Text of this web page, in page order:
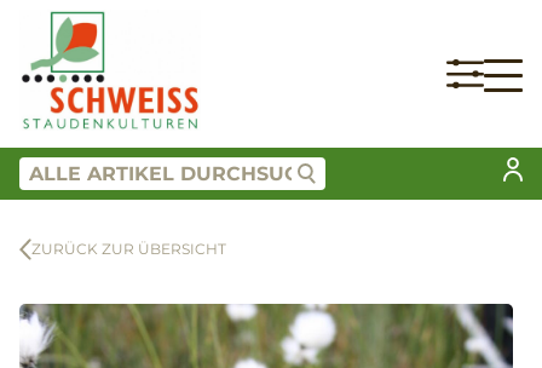
ZURÜCK ZUR ÜBERSICHT